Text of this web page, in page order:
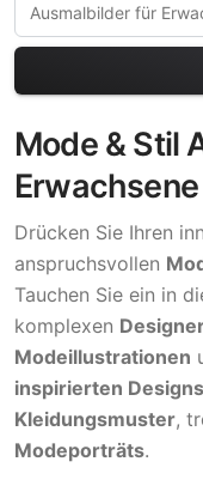
Mode & Stil
Drücken Sie Ihren
anspruchsvollen
Tauchen Sie ein in
komplexen
Modeillustrationen
inspirierten Designs
Kleidungsmuster,
Modeporträts.